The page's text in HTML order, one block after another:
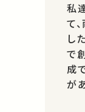
私
て
し
で
成
が